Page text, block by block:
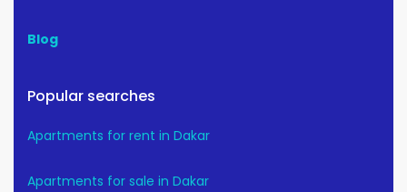
Blog
Popular searches
Apartments for rent in Dakar
Apartments for sale in Dakar